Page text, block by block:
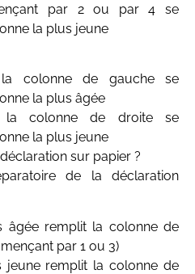
par 2 ou par 4 se
la plus jeune
colonne de gauche se
la plus âgée
la colonne de droite se
la plus jeune
sur papier ?
de la déclaration
âgée remplit la colonne de
par 1 ou 3)
jeune remplit la colonne de